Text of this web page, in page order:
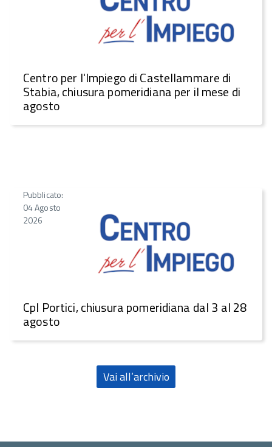
Centro per l'Impiego di Castellammare di
Stabia, chiusura pomeridiana per il mese di
agosto
Pubblicato:
04 Agosto
2026
CpI Portici, chiusura pomeridiana dal 3 al 28
agosto
Vai all’archivio